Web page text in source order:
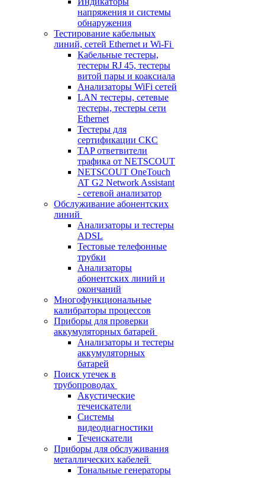
напряжения и системы
обнаружения
Тестирование кабельных
линий, сетей Ethernet и Wi-Fi
Кабельные тестеры,
тестеры RJ 45, тестеры
витой пары и коаксиала
Анализаторы WiFi сетей
LAN тестеры, сетевые
тестеры, тестеры сети
Ethernet
Тестеры для
сертификации СКС
TAP ответвители
трафика от NETSCOUT
NETSCOUT OneTouch
AT G2 Network Assistant
- сетевой анализатор
Обслуживание абонентских
линий
Анализаторы и тестеры
ADSL
Тестовые телефонные
трубки
Анализаторы
абонентских линий и
окончаний
Многофункциональные
калибраторы процессов
Приборы для проверки
аккумуляторных батарей
Анализаторы и тестеры
аккумуляторных
батарей
Поиск утечек в
трубопроводах
Акустические
течеискатели
Системы
видеодиагностики
Течеискатели
Приборы для обслуживания
металлических кабелей
Тональные генераторы